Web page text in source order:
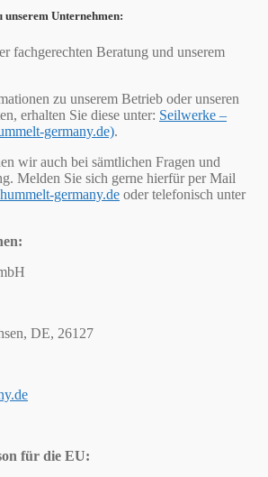
Unternehmen:
fachgerechten Beratung und unserem
zu unserem Betrieb oder unseren
erhalten Sie diese unter: Seilwerke –
germany.de).
wir auch bei sämtlichen Fragen und
Melden Sie sich gerne hierfür per Mail
germany.de oder telefonisch unter
DE, 26127
für die EU: